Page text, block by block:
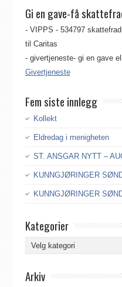
Gi en gave-få
- VIPPS - 534797
til Caritas
- givertjeneste- gi en gave
Givertjeneste
Fem siste innlegg
Kollekt
Eldredag i menigheten
ST. ANSGAR NYTT –
KUNNGJØRINGER
KUNNGJØRINGER
Kategorier
Kategorier
Arkiv